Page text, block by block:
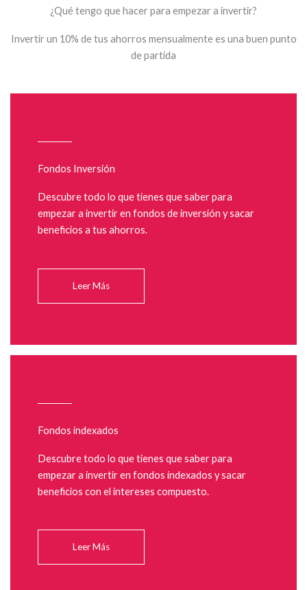
¿Qué tengo que hacer para empezar a invertir?
Invertir un 10% de tus ahorros mensualmente es una buen punto
de partida
Fondos Inversión
Descubre todo lo que tienes que saber para
empezar a invertir en fondos de inversión y sacar
beneficios a tus ahorros.
Leer Más
Fondos indexados
Descubre todo lo que tienes que saber para
empezar a invertir en fondos indexados y sacar
beneficios con el intereses compuesto.
Leer Más